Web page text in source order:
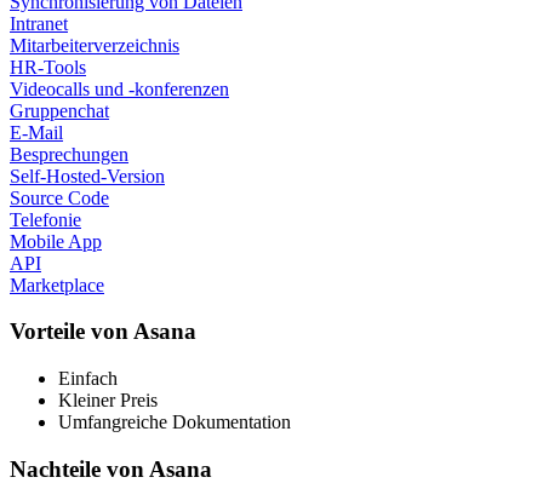
Intranet
Mitarbeiterverzeichnis
HR-Tools
Videocalls und -konferenzen
Gruppenchat
E-Mail
Besprechungen
Self-Hosted-Version
Source Code
Telefonie
Mobile App
API
Marketplace
Vorteile von Asana
Einfach
Kleiner Preis
Umfangreiche Dokumentation
Nachteile von Asana